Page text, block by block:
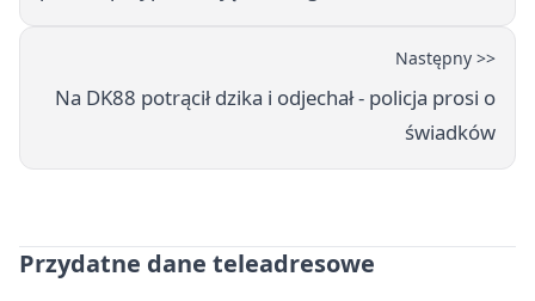
Następny >>
Na DK88 potrącił dzika i odjechał - policja prosi o
świadków
Przydatne dane teleadresowe